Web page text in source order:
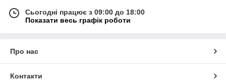
Сьогодні працює з 09:00 до 18:00
Показати весь графік роботи
Про нас
Контакти